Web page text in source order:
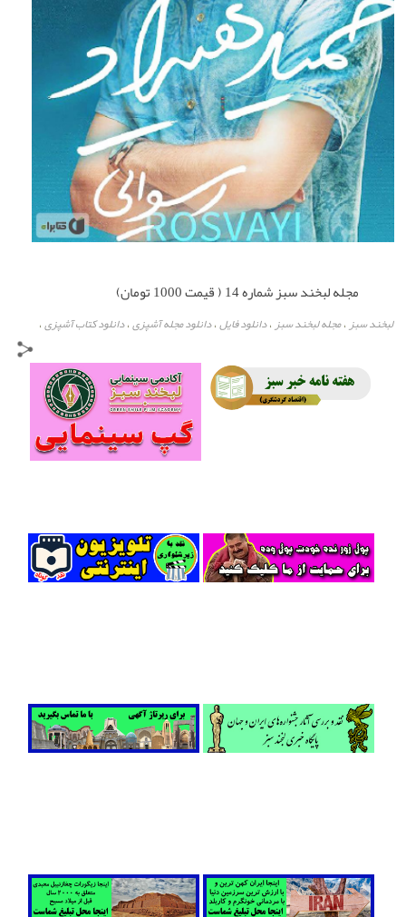
مجله لبخند سبز شماره 14 ( قیمت 1000 تومان)
لبخند سبز،مجله لبخند سبز،دانلود فایل،دانلود مجله آشپزی،دانلود کتاب آشپزی،